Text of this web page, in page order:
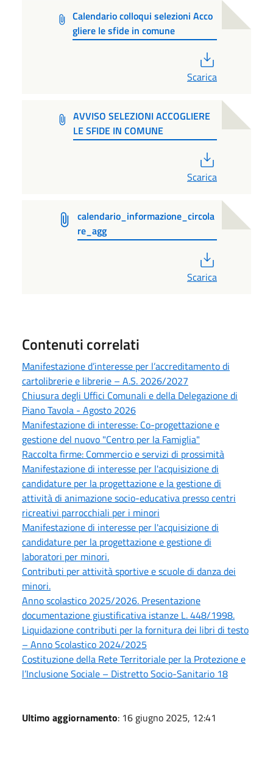
Calendario colloqui selezioni Acco
gliere le sfide in comune
Scarica
AVVISO SELEZIONI ACCOGLIERE
LE SFIDE IN COMUNE
Scarica
calendario_informazione_circola
re_agg
Scarica
Contenuti correlati
Manifestazione d’interesse per l’accreditamento di
cartolibrerie e librerie – A.S. 2026/2027
Chiusura degli Uffici Comunali e della Delegazione di
Piano Tavola - Agosto 2026
Manifestazione di interesse: Co-progettazione e
gestione del nuovo "Centro per la Famiglia"
Raccolta firme: Commercio e servizi di prossimità
Manifestazione di interesse per l'acquisizione di
candidature per la progettazione e la gestione di
attività di animazione socio-educativa presso centri
ricreativi parrocchiali per i minori
Manifestazione di interesse per l'acquisizione di
candidature per la progettazione e gestione di
laboratori per minori.
Contributi per attività sportive e scuole di danza dei
minori.
Anno scolastico 2025/2026. Presentazione
documentazione giustificativa istanze L. 448/1998.
Liquidazione contributi per la fornitura dei libri di testo
– Anno Scolastico 2024/2025
Costituzione della Rete Territoriale per la Protezione e
l’Inclusione Sociale – Distretto Socio-Sanitario 18
Ultimo aggiornamento: 16 giugno 2025, 12:41